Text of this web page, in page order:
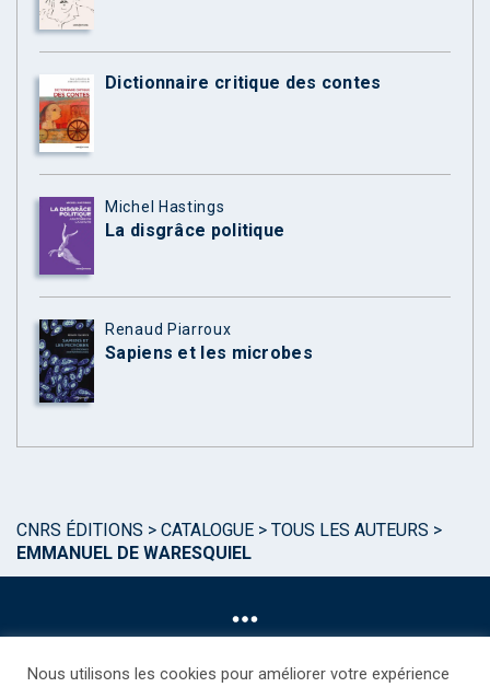
Dictionnaire critique des contes
Michel Hastings
La disgrâce politique
Renaud Piarroux
Sapiens et les microbes
CNRS ÉDITIONS > CATALOGUE > TOUS LES AUTEURS >
EMMANUEL DE WARESQUIEL
Nous utilisons les cookies pour améliorer votre expérience